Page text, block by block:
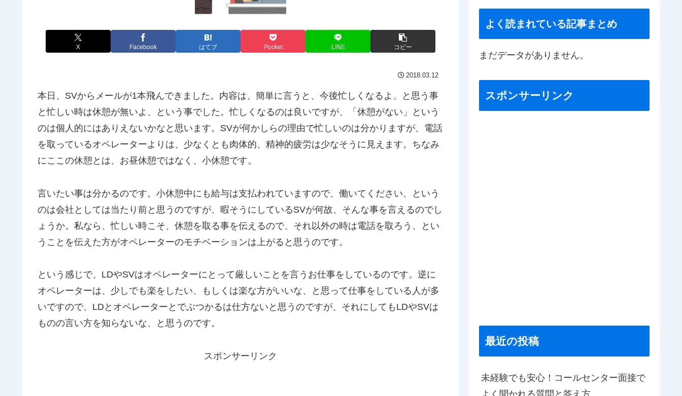
X Facebook はてブ Pocket LINE コピー
2018.03.12
本日、SVからメールが1本飛んできました。内容は、簡単に言うと、今後忙しくなるよ、と思う事
と忙しい時は休憩が無いよ、という事でした。忙しくなるのは良いですが、「休憩がない」という
のは個人的にはありえないかなと思います。SVが何かしらの理由で忙しいのは分かりますが、電話
を取っているオペレーターよりは、少なくとも肉体的、精神的疲労は少なそうに見えます。ちなみ
にここの休憩とは、お昼休憩ではなく、小休憩です。
言いたい事は分かるのです。小休憩中にも給与は支払われていますので、働いてください、という
のは会社としては当たり前と思うのですが、暇そうにしているSVが何故、そんな事を言えるのでし
ょうか。私なら、忙しい時こそ、休憩を取る事を伝えるので、それ以外の時は電話を取ろう、とい
うことを伝えた方がオペレーターのモチベーションは上がると思うのです。
という感じで、LDやSVはオペレーターにとって厳しいことを言うお仕事をしているのです。逆に
オペレーターは、少しでも楽をしたい、もしくは楽な方がいいな、と思って仕事をしている人が多
いですので、LDとオペレーターとでぶつかるは仕方ないと思うのですが、それにしてもLDやSVは
ものの言い方を知らないな、と思うのです。
スポンサーリンク
よく読まれている記事まとめ
まだデータがありません。
スポンサーリンク
最近の投稿
未経験でも安心！コールセンター面接で
よく聞かれる質問と答え方